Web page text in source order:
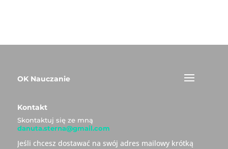
OK Nauczanie
Kontakt
Skontaktuj się ze mną
danuta.sterna@gmail.com
Jeśli chcesz dostawać na swój adres mailowy krótką